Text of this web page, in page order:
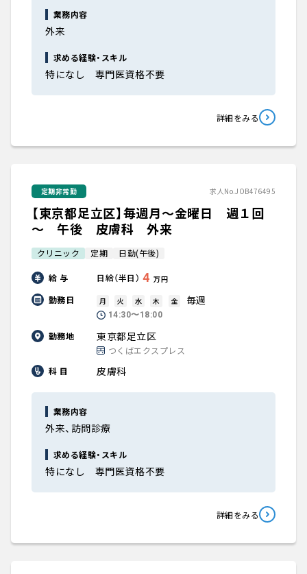
業務内容
外来
求める経験・スキル
特になし 専門医資格不要
詳細をみる
定期非常勤 求人No.JOB476495
【東京都足立区】毎週月～金曜日 週１回
～ 午後 皮膚科 外来
クリニック 定期 日勤(午後)
給 与 日給（半日） 4 万円
勤務日 月 火 水 木 金 毎週
14:30〜18:00
勤務地 東京都足立区
つくばエクスプレス
科 目
皮膚科
業務内容
外来、訪問診療
求める経験・スキル
特になし 専門医資格不要
詳細をみる